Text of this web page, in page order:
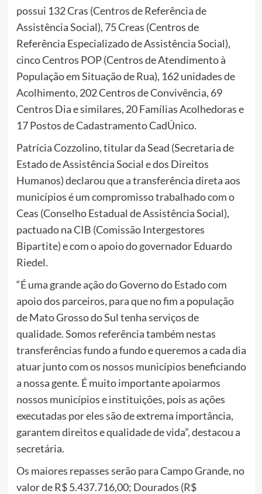
possui 132 Cras (Centros de Referência de
Assistência Social), 75 Creas (Centros de
Referência Especializado de Assistência Social),
cinco Centros POP (Centros de Atendimento à
População em Situação de Rua), 162 unidades de
Acolhimento, 202 Centros de Convivência, 69
Centros Dia e similares, 20 Famílias Acolhedoras e
17 Postos de Cadastramento CadÚnico.
Patrícia Cozzolino, titular da Sead (Secretaria de
Estado de Assistência Social e dos Direitos
Humanos) declarou que a transferência direta aos
municípios é um compromisso trabalhado com o
Ceas (Conselho Estadual de Assistência Social),
pactuado na CIB (Comissão Intergestores
Bipartite) e com o apoio do governador Eduardo
Riedel.
“É uma grande ação do Governo do Estado com
apoio dos parceiros, para que no fim a população
de Mato Grosso do Sul tenha serviços de
qualidade. Somos referência também nestas
transferências fundo a fundo e queremos a cada dia
atuar junto com os nossos municípios beneficiando
a nossa gente. É muito importante apoiarmos
nossos municípios e instituições, pois as ações
executadas por eles são de extrema importância,
garantem direitos e qualidade de vida”, destacou a
secretária.
Os maiores repasses serão para Campo Grande, no
valor de R$ 5.437.716,00; Dourados (R$